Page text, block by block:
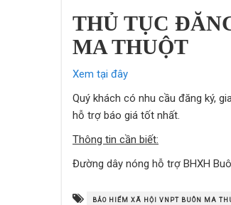
THỦ TỤC
MA THUỘT
Xem tại đây
Quý khách có nhu cầu đăng ký,
hỗ trợ báo giá tốt nhất.
Thông tin cần biết:
Đường dây nóng hỗ trợ BHXH
BẢO HIỂM XÃ HỘI VNPT BUÔN MA